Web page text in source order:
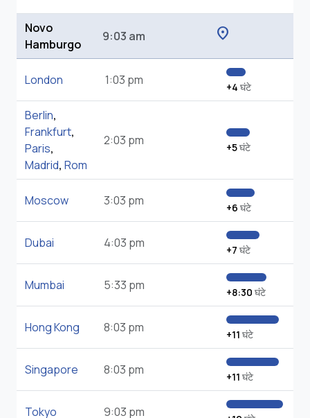
Novo
Hamburgo
9:03 am location_on
London 1:03 pm +4 घंटे
Berlin,
Frankfurt,
Paris,
Madrid, Rom
2:03 pm +5घंटे
Moscow 3:03 pm +6 घंटे
Dubai 4:03 pm +7 घंटे
Mumbai 5:33 pm +8:30 घंटे
Hong Kong 8:03 pm +11 घंटे
Singapore 8:03 pm +11 घंटे
Tokyo 9:03 pm